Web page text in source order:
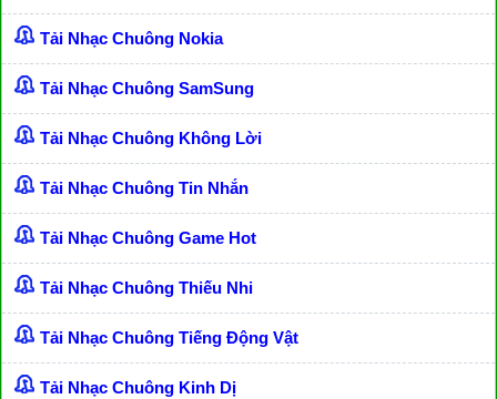
Tải Nhạc Chuông Nokia
Tải Nhạc Chuông SamSung
Tải Nhạc Chuông Không Lời
Tải Nhạc Chuông Tin Nhắn
Tải Nhạc Chuông Game Hot
Tải Nhạc Chuông Thiếu Nhi
Tải Nhạc Chuông Tiếng Động Vật
Tải Nhạc Chuông Kinh Dị